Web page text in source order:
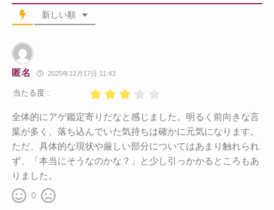
新しい順
匿名 2025年12月17日 11:43
当たる度 :
全体的にアゲ鑑定寄りだなと感じました。明るく前向きな言
葉が多く、落ち込んでいた気持ちは確かに元気になります。
ただ、具体的な現状や厳しい部分についてはあまり触れられ
ず、「本当にそうなのかな？」と少し引っかかるところもあ
りました。
0